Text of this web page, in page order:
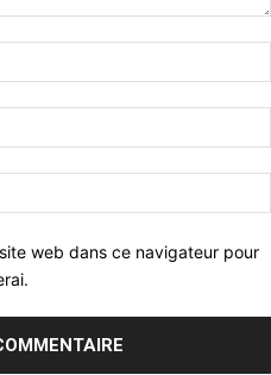
web dans ce navigateur pour